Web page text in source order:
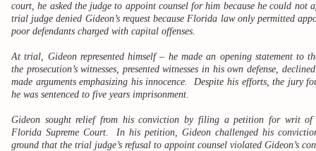
court, he asked the judge to appoint counsel for him because he could not
trial judge denied Gideon’s request because Florida law only permitted
poor defendants charged with capital offenses.
At trial, Gideon represented himself – he made an opening statement to
the prosecution’s witnesses, presented witnesses in his own defense,
made arguments emphasizing his innocence. Despite his efforts, the jury
he was sentenced to five years imprisonment.
Gideon sought relief from his conviction by filing a petition for writ of
Florida Supreme Court. In his petition, Gideon challenged his
ground that the trial judge’s refusal to appoint counsel violated Gideon’s